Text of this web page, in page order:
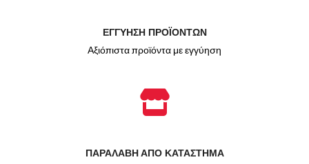
ΕΓΓΥΗΣΗ ΠΡΟΪΟΝΤΩΝ
Αξιόπιστα προϊόντα με εγγύηση
ΠΑΡΑΛΑΒΗ ΑΠΟ ΚΑΤΑΣΤΗΜΑ